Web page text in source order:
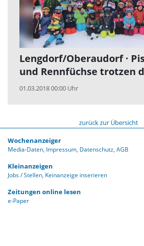
Lengdorf/Oberaudorf ·
und Rennfüchse trotzen
01.03.2018 00:00 Uhr
zurück zur Übersicht
Wochenanzeiger
Media-Daten Impressum Datenschutz AGB
Kleinanzeigen
Jobs / Stellen Keinanzeige inserieren
Zeitungen online lesen
e-Paper